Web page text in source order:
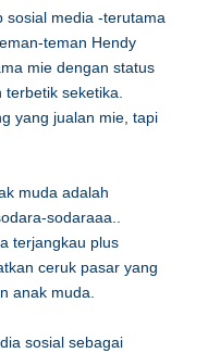
sosial media -terutama
teman Hendy
mie dengan status
terbetik seketika.
yang jualan mie, tapi
muda adalah
sodaraaa..
terjangkau plus
ceruk pasar yang
anak muda.
sosial sebagai